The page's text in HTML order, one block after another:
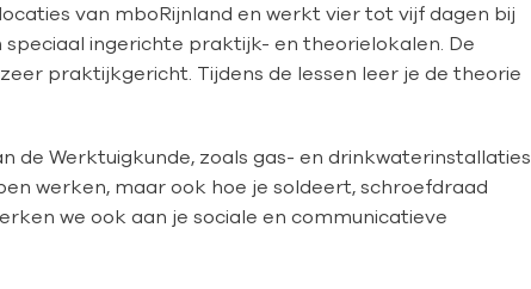
van mboRijnland en werkt vier tot vijf dagen bij
speciaal ingerichte praktijk- en theorielokalen. De
praktijkgericht. Tijdens de lessen leer je de theorie
de Werktuigkunde, zoals gas- en drinkwaterinstallaties.
werken, maar ook hoe je soldeert, schroefdraad
we ook aan je sociale en communicatieve